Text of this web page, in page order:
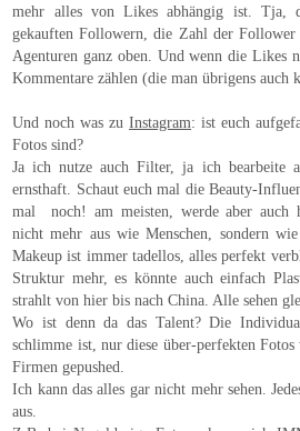
mehr alles von Likes abhängig ist. Tja,
gekauften Followern, die Zahl der
Agenturen ganz oben. Und wenn die Likes
Kommentare zählen (die man übrigens auch
Und noch was zuInstagram: ist euch
Fotos sind?
Ja ich nutze auch Filter, ja ich bearbeite
ernsthaft. Schaut euch mal die Beauty-
mal noch! am meisten, werde aber auch
nicht mehr aus wie Menschen, sondern
Makeup ist immer tadellos, alles perfekt
Struktur mehr, es könnte auch einfach
strahlt von hier bis nach China. Alle sehen
Wo ist denn da das Talent? Die
schlimme ist, nur diese über-perfekten
Firmen gepushed.
Ich kann das alles gar nicht mehr sehen.
aus.